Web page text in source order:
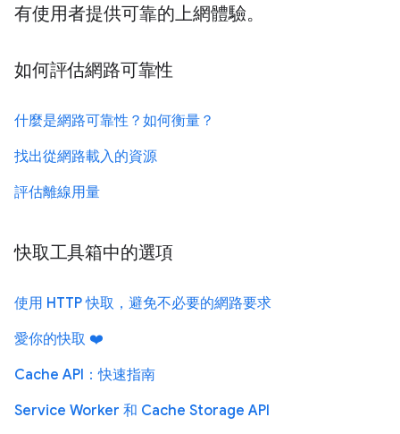
有使用者提供可靠的上網體驗。
如何評估網路可靠性
什麼是網路可靠性？如何衡量？
找出從網路載入的資源
評估離線用量
快取工具箱中的選項
使用 HTTP 快取，避免不必要的網路要求
愛你的快取 ❤️
Cache API：快速指南
Service Worker 和 Cache Storage API